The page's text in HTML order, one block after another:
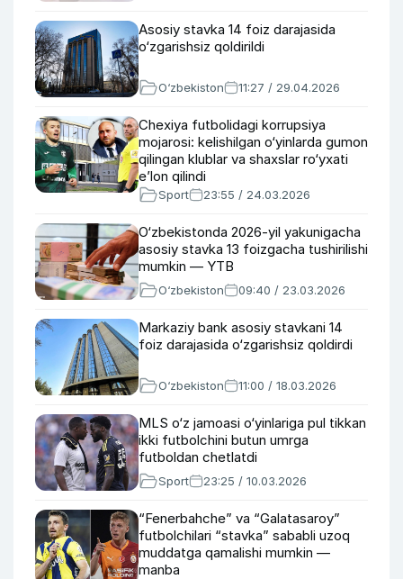
Asosiy stavka 14 foiz darajasida
o‘zgarishsiz qoldirildi
O‘zbekiston 11:27 / 29.04.2026
Chexiya futbolidagi korrupsiya
mojarosi: kelishilgan o‘yinlarda gumon
qilingan klublar va shaxslar ro‘yxati
e’lon qilindi
Sport 23:55 / 24.03.2026
O‘zbekistonda 2026-yil yakunigacha
asosiy stavka 13 foizgacha tushirilishi
mumkin — YTB
O‘zbekiston 09:40 / 23.03.2026
Markaziy bank asosiy stavkani 14
foiz darajasida o‘zgarishsiz qoldirdi
O‘zbekiston 11:00 / 18.03.2026
MLS o‘z jamoasi o‘yinlariga pul tikkan
ikki futbolchini butun umrga
futboldan chetlatdi
Sport 23:25 / 10.03.2026
“Fenerbahche” va “Galatasaroy”
futbolchilari “stavka” sababli uzoq
muddatga qamalishi mumkin —
manba